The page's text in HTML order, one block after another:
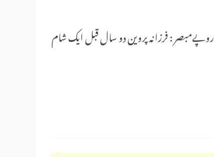
مترجم :احمد کمال حشمیسنہ اشاعت :2022صفحات :336قیمت : 203 روپےمبصر : فرزانہ پروین دو سال قبل ایک شام